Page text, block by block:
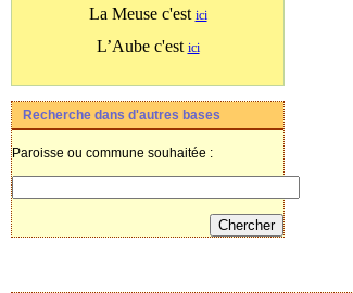
La Meuse c'est ici
L’Aube c'est ici
Recherche dans d'autres bases
Paroisse ou commune souhaitée :